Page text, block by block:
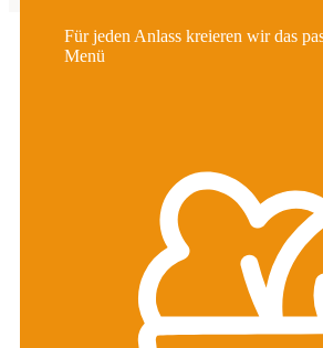
Für jeden Anlass kreieren wir das
Menü